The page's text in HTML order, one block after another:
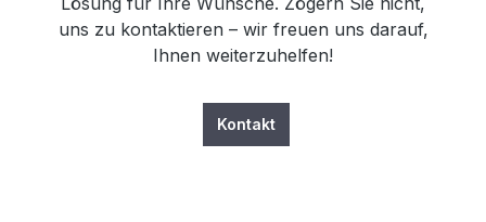
uns zu kontaktieren – wir freuen uns darauf,
Ihnen weiterzuhelfen!
Kontakt